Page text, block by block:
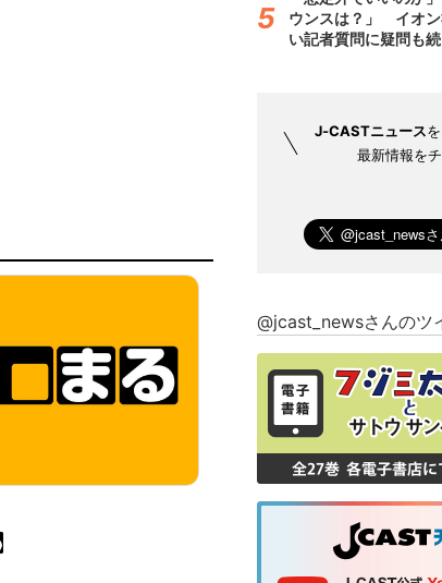
ウンスは？」 イオン
い記者質問に疑問も
J-CASTニュース
最新情報を
@jcast_newsさんのツ